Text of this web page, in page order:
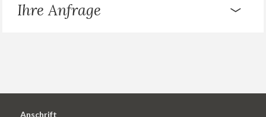
Ihre Anfrage
Anschrift